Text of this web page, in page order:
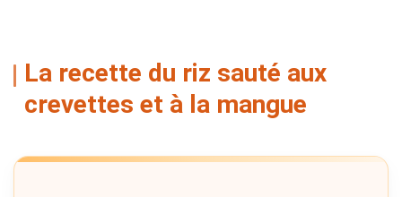
La recette du riz sauté aux
crevettes et à la mangue